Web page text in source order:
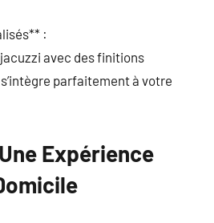
:
avec des finitions
parfaitement à votre
Expérience